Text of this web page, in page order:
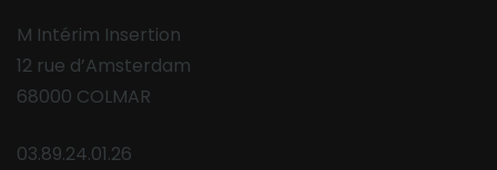
M Intérim Insertion
12 rue d’Amsterdam
68000 COLMAR
03.89.24.01.26